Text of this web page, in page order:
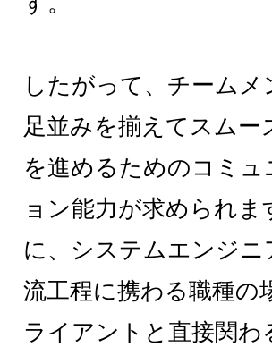
したがって、チームメ
足並みを揃えてスムー
を進めるためのコミュ
ョン能力が求められま
に、システムエンジニ
流工程に携わる職種の
ライアントと直接関わ